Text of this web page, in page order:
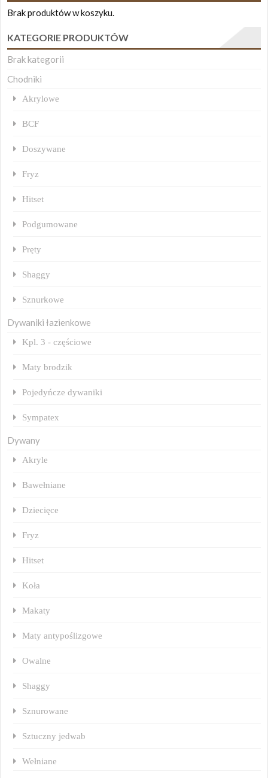
Brak produktów w koszyku.
KATEGORIE PRODUKTÓW
Brak kategorii
Chodniki
Akrylowe
BCF
Doszywane
Fryz
Hitset
Podgumowane
Pręty
Shaggy
Sznurkowe
Dywaniki łazienkowe
Kpl. 3 - częściowe
Maty brodzik
Pojedyńcze dywaniki
Sympatex
Dywany
Akryle
Bawełniane
Dziecięce
Fryz
Hitset
Koła
Makaty
Maty antypoślizgowe
Owalne
Shaggy
Sznurowane
Sztuczny jedwab
Wełniane